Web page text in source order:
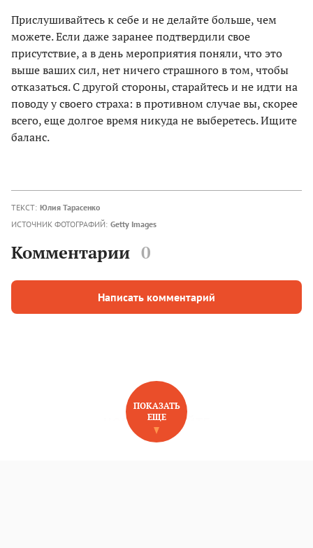
Прислушивайтесь к себе и не делайте больше, чем
можете. Если даже заранее подтвердили свое
присутствие, а в день мероприятия поняли, что это
выше ваших сил, нет ничего страшного в том, чтобы
отказаться. С другой стороны, старайтесь и не идти на
поводу у своего страха: в противном случае вы, скорее
всего, еще долгое время никуда не выберетесь. Ищите
баланс.
ТЕКСТ: Юлия Тарасенко
ИСТОЧНИК ФОТОГРАФИЙ: Getty Images
Комментарии 0
Написать комментарий
НОВОЕ НА САЙТЕ
ПОКАЗАТЬ
ЕЩЕ